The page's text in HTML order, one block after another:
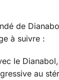
de
à suivre :
le
au